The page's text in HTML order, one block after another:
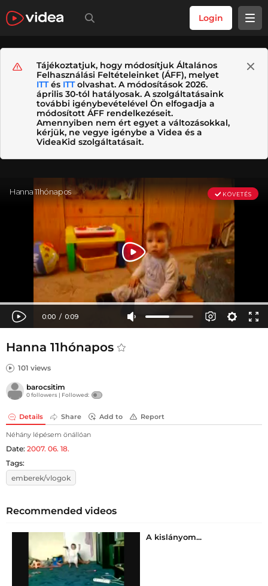
Login
Tájékoztatjuk, hogy módosítjuk Általános
Felhasználási Feltételeinket (ÁFF), melyet
ITTés ITTolvashat. A módosítások 2026.
április 30-tól hatályosak. A szolgáltatásaink
további igénybevételével Ön elfogadja a
módosított ÁFF rendelkezéseit.
Amennyiben nem ért egyet a változásokkal,
kérjük, ne vegye igénybe a Videa és a
VideaKid szolgáltatásait.
Hanna 11hónapos
101 views
barocsitim
0 followers | Followed:
Details Share Add to Report
Néhány lépésem önállóan
Date: 2007. 06. 18.
Tags:
emberek/vlogok
Recommended videos
A kislányom...